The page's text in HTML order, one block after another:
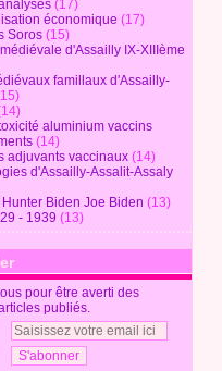
(17)
économique (17)
Soros (15)
d'Assailly IX-XIIIème
famillaux d'Assailly-
aluminium vaccins
(14)
adjuvants vaccinaux (14)
d'Assailly-Assalit-Assaly
Hunter Biden Joe Biden (13)
- 1939 (13)
pour être averti des
publiés.